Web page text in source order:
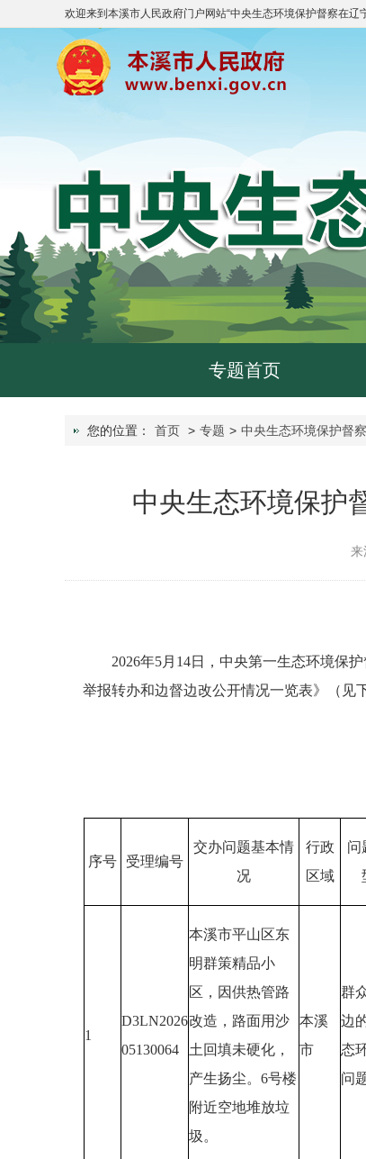
欢迎来到 本溪市人民政府门户网站“中央生态环境保护督察在辽
专题首页
您的位置： 首页 > 专题 > 中央生态环境保护督
中央生态环境保护
2026年5月14日，中央第一生态环境保
举报转办和边督边改公开情况一览表》（见
序号 受理编号
交办问题基本情
况
行政
区域
问
1
D3LN2026
05130064
本溪市平山区东
明群策精品小
区，因供热管路
改造，路面用沙
土回填未硬化，
产生扬尘。6号楼
附近空地堆放垃
圾。
本溪
市
群
边
态
问